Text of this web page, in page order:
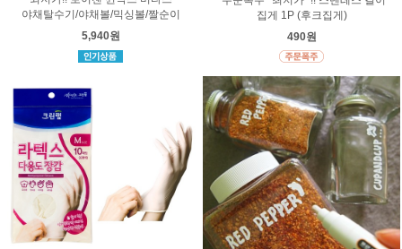
야채탈수기/야채볼/믹싱볼/짤순이
5,940원
집게 1P (후크집게)
490원